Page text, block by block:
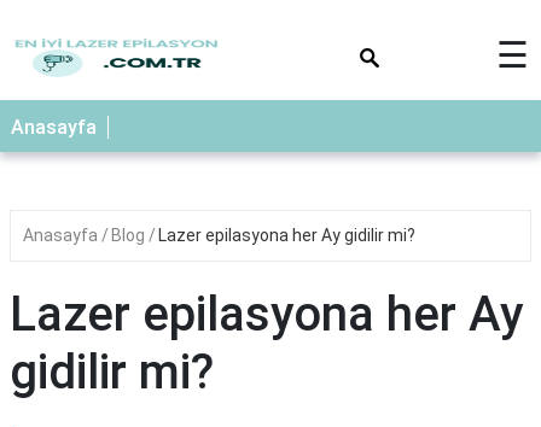
☰
Anasayfa
Anasayfa Blog Lazer epilasyona her Ay gidilir mi?
Lazer epilasyona her Ay
gidilir mi?